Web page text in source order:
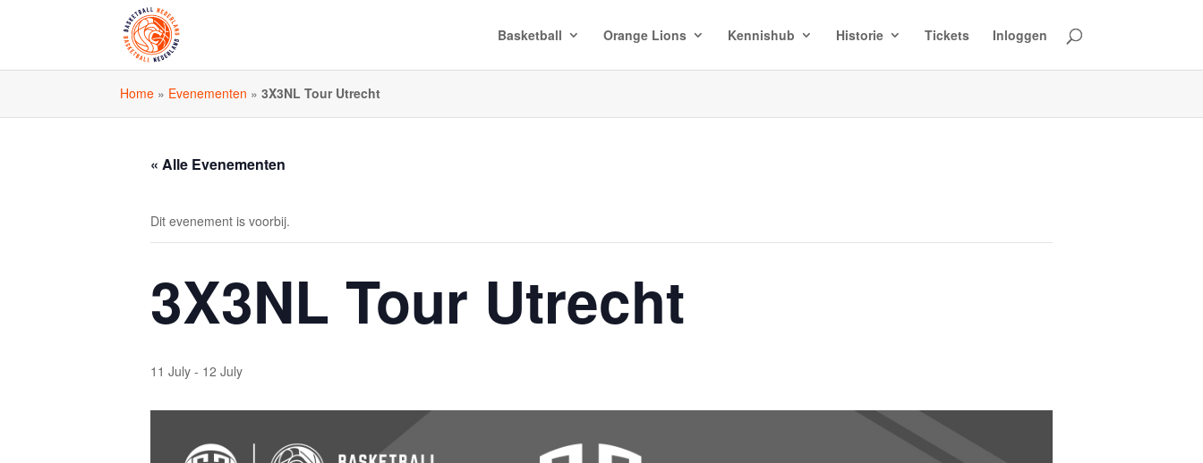
Basketball Orange Lions Kennishub Historie Tickets Inloggen
Home » Evenementen »3X3NL Tour Utrecht
« Alle Evenementen
Dit evenement is voorbij.
3X3NL Tour Utrecht
11 July - 12 July